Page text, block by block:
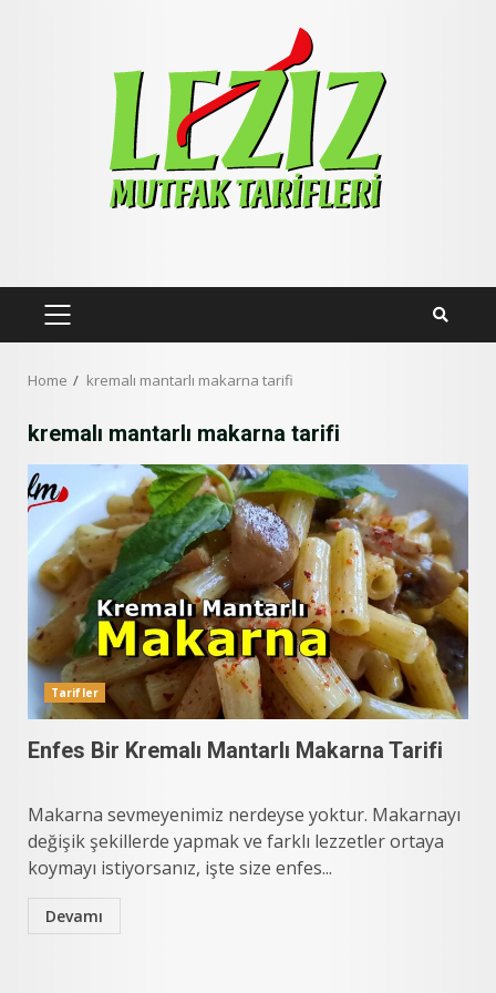
PRIMARY
Home kremalı mantarlı makarna tarifi
kremalı mantarlı makarna tarifi
Tarifler
Enfes Bir Kremalı Mantarlı Makarna Tarifi
Makarna sevmeyenimiz nerdeyse yoktur. Makarnayı
değişik şekillerde yapmak ve farklı lezzetler ortaya
koymayı istiyorsanız, işte size enfes...
Devamı